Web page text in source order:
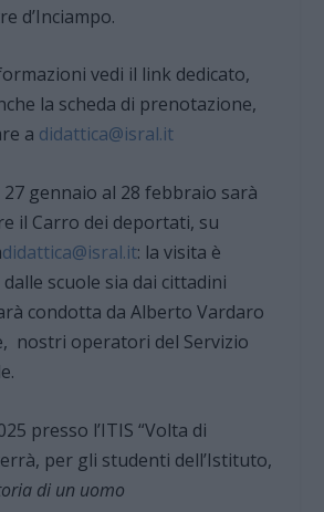
d’Inciampo.
vedi il link dedicato,
la scheda di prenotazione,
a didattica@isral.it
27 gennaio al 28 febbraio sarà
il Carro dei deportati, su
didattica@isral.it: la visita è
scuole sia dai cittadini
condotta da Alberto Vardaro
nostri operatori del Servizio
presso l’ITIS “Volta di
per gli studenti dell’Istituto,
di un uomo